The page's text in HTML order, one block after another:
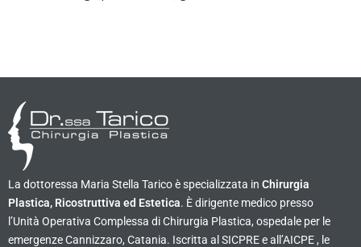
La dottoressa Maria Stella Tarico è specializzata in Chirurgia
Plastica, Ricostruttiva ed Estetica. È dirigente medico presso
l’Unità Operativa Complessa di Chirurgia Plastica, ospedale per le
emergenze Cannizzaro, Catania. Iscritta al SICPRE e all’AICPE , le